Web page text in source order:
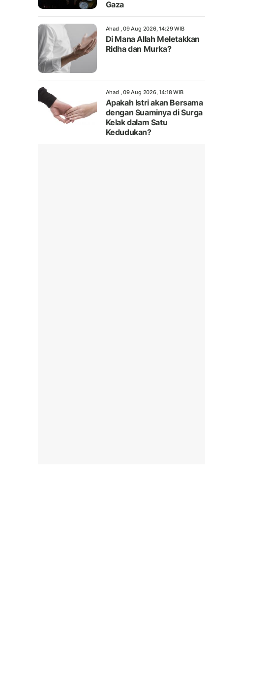
Gaza
Ahad , 09 Aug 2026, 14:29 WIB
Di Mana Allah Meletakkan
Ridha dan Murka?
Ahad , 09 Aug 2026, 14:18 WIB
Apakah Istri akan Bersama
dengan Suaminya di Surga
Kelak dalam Satu
Kedudukan?